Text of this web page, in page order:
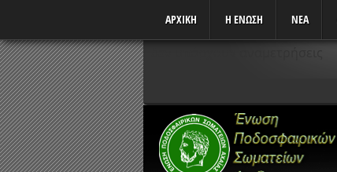
ΑΡΧΙΚΗ Η ΕΝΩΣΗ ΝΕΑ